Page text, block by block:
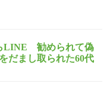
LINE 勧められて偽
だまし取られた60代